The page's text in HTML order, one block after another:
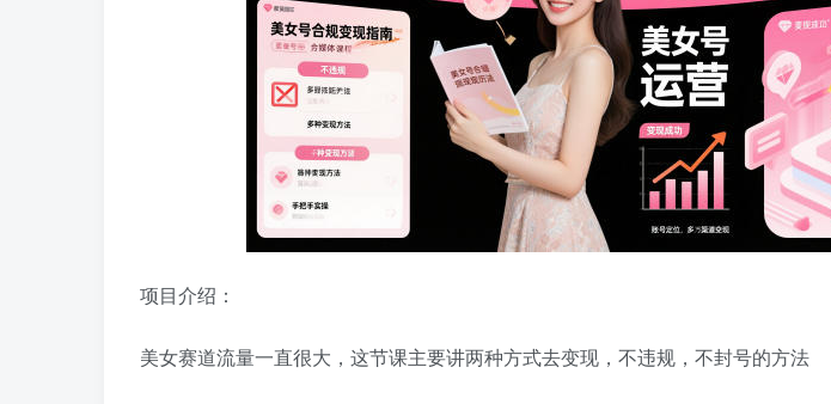
项目介绍：
美女赛道流量一直很大，这节课主要讲两种方式去变现，不违规，不封号的方法